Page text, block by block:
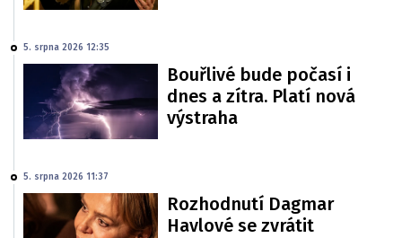
5. srpna 2026 12:35
Bouřlivé bude počasí i
dnes a zítra. Platí nová
výstraha
5. srpna 2026 11:37
Rozhodnutí Dagmar
Havlové se zvrátit